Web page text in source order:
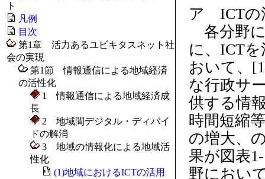
ト
凡例
目次
第1章 活力あるユビキタスネット社
会の実現
第1節 情報通信による地域経済
の活性化
1 情報通信による地域経済成
長
2 地域間デジタル・ディバイ
ドの解消
3 地域の情報化による地域活
性化
(1)地域におけるICTの活用
ア ICTの
各分野
に、ICT
おいて、
な行政サ
供する情
時間短縮
の増大、
果が図表
野におい